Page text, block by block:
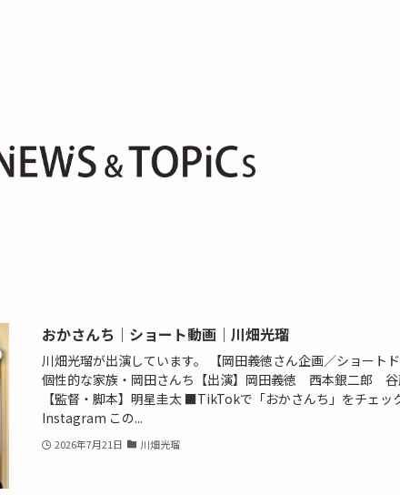
おかさんち｜ショート動画｜川畑光瑠
川畑光瑠が出演しています。 【岡田義徳さん企画／ショート
個性的な家族・岡田さんち【出演】岡田義徳 西本銀二郎
【監督・脚本】明星圭太 ■TikTokで「おかさんち」をチェッ
Instagram この...
2026年7月21日 川畑光瑠